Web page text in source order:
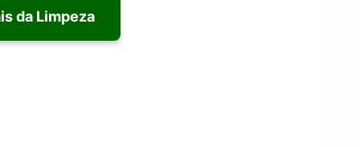
da Limpeza